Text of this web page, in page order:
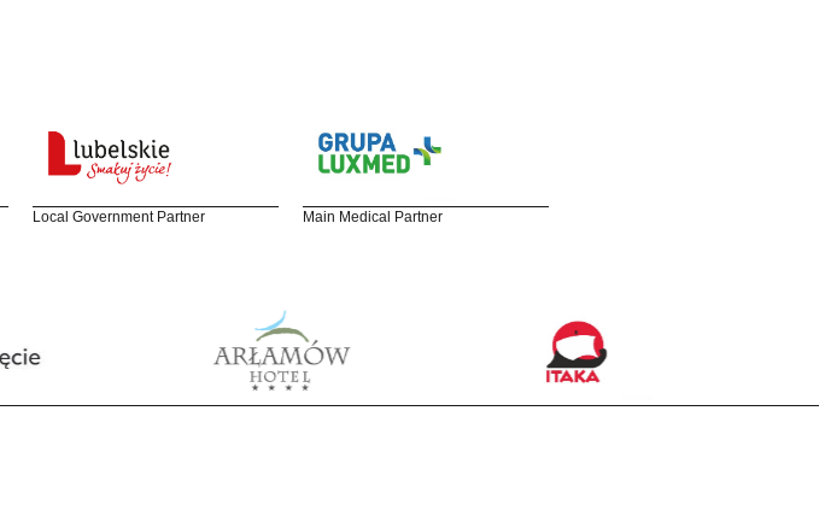
Local Government Partner Main Medical Partner